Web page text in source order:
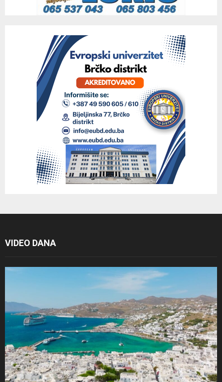
VIDEO DANA